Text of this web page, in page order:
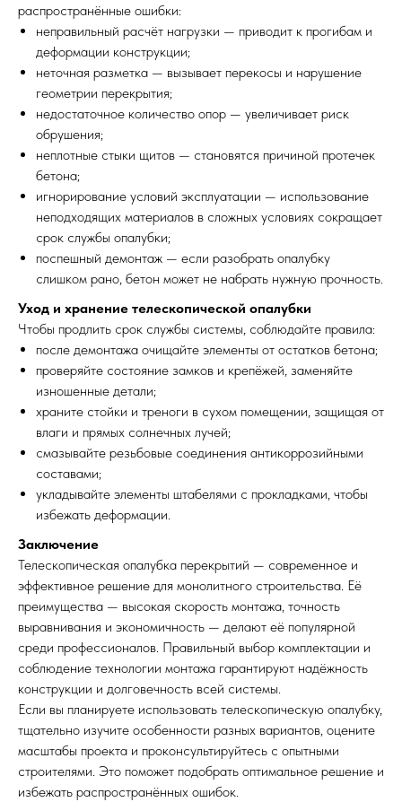
распространённые ошибки:
неправильный расчёт нагрузки — приводит к прогибам и
деформации конструкции;
неточная разметка — вызывает перекосы и нарушение
геометрии перекрытия;
недостаточное количество опор — увеличивает риск
обрушения;
неплотные стыки щитов — становятся причиной протечек
бетона;
игнорирование условий эксплуатации — использование
неподходящих материалов в сложных условиях сокращает
срок службы опалубки;
поспешный демонтаж — если разобрать опалубку
слишком рано, бетон может не набрать нужную прочность.
Уход и хранение телескопической опалубки
Чтобы продлить срок службы системы, соблюдайте правила:
после демонтажа очищайте элементы от остатков бетона;
проверяйте состояние замков и крепёжей, заменяйте
изношенные детали;
храните стойки и треноги в сухом помещении, защищая от
влаги и прямых солнечных лучей;
смазывайте резьбовые соединения антикоррозийными
составами;
укладывайте элементы штабелями с прокладками, чтобы
избежать деформации.
Заключение
Телескопическая опалубка перекрытий — современное и
эффективное решение для монолитного строительства. Её
преимущества — высокая скорость монтажа, точность
выравнивания и экономичность — делают её популярной
среди профессионалов. Правильный выбор комплектации и
соблюдение технологии монтажа гарантируют надёжность
конструкции и долговечность всей системы.
Если вы планируете использовать телескопическую опалубку,
тщательно изучите особенности разных вариантов, оцените
масштабы проекта и проконсультируйтесь с опытными
строителями. Это поможет подобрать оптимальное решение и
избежать распространённых ошибок.